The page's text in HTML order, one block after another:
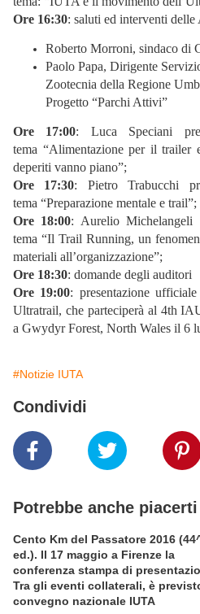
Ore 16:30: saluti ed interventi delle
Roberto Morroni, sindaco di
Paolo Papa, Dirigente
Zootecnia della Regione
Progetto “Parchi Attivi”
Ore 17:00: Luca Speciani
tema “Alimentazione per il trailer
deperiti vanno piano”;
Ore 17:30: Pietro Trabucchi
tema “Preparazione mentale e trail”;
Ore 18:00: Aurelio Michelangeli
tema “Il Trail Running, un
materiali all’organizzazione”;
Ore 18:30: domande degli auditori
Ore 19:00: presentazione
Ultratrail, che parteciperà al 4th
a Gwydyr Forest, North Wales il 6
#Notizie IUTA
Condividi
Potrebbe anche piacerti
Cento Km del Passatore 2016
ed.). Il 17 maggio a Firenze la
conferenza stampa di
Tra gli eventi collaterali, è
convegno nazionale IUTA